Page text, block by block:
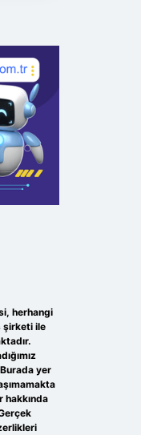
herhangi
şirketi ile
yer
hakkında